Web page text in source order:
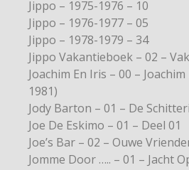
Jippo – 1975-1976 – 10
Jippo – 1976-1977 – 05
Jippo – 1978-1979 – 34
Jippo Vakantieboek – 02 –
Joachim En Iris – 00 –
1981)
Jody Barton – 01 – De
Joe De Eskimo – 01 – Deel 01
Joe’s Bar – 02 – Ouwe
Jomme Door ….. – 01 – Jacht